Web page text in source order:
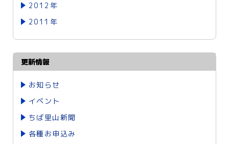
2012年
2011年
更新情報
お知らせ
イベント
ちば里山新聞
各種お申込み